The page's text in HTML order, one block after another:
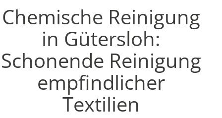
Chemische Reinigung
in Gütersloh:
Schonende Reinigung
empfindlicher
Textilien